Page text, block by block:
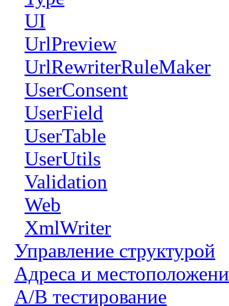
UI
UrlPreview
UrlRewriterRuleMaker
UserConsent
UserField
UserTable
UserUtils
Validation
Web
XmlWriter
Управление структурой
Адреса и
А/В тестирование